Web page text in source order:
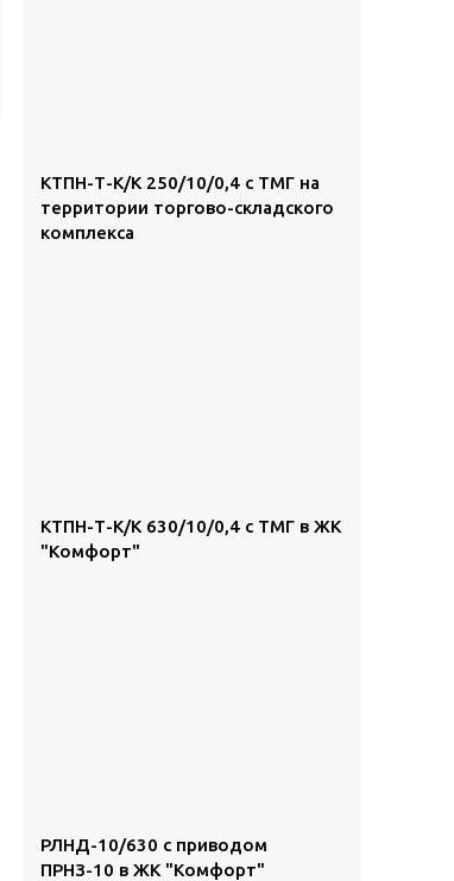
КТПН-Т-К/К 250/10/0,4 с ТМГ на
территории торгово-складского
комплекса
КТПН-Т-К/К 630/10/0,4 с ТМГ в ЖК
"Комфорт"
РЛНД-10/630 с приводом
ПРНЗ-10 в ЖК "Комфорт"